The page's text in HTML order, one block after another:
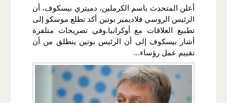
أعلن المتحدث باسم الكرملين، دميتري بيسكوف، أن
الرئيس الروسي فلاديمير بوتين أكد تطلع موسكو إلى
تطبيع العلاقات مع أوكرانيا.وفي تصريحات متلفزة
أشار بيسكوف إلى أن الرئيس بوتين ينطلق من أن
تقييم عمل رؤساء...